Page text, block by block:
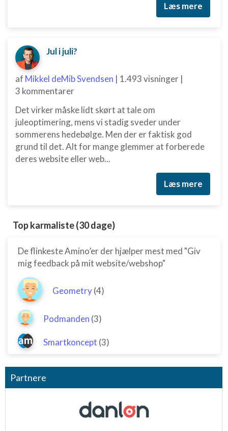
Læs mere
Jul i juli?
af Mikkel deMib Svendsen | 1.493 visninger |
3 kommentarer
Det virker måske lidt skørt at tale om
juleoptimering, mens vi stadig sveder under
sommerens hedebølge. Men der er faktisk god
grund til det. Alt for mange glemmer at forberede
deres website eller web...
Læs mere
Top karmaliste (30 dage)
De flinkeste Amino’er der hjælper mest med "Giv
mig feedback på mit website/webshop"
Geometry(4)
Podmanden (3)
Smartkoncept (3)
Partnere